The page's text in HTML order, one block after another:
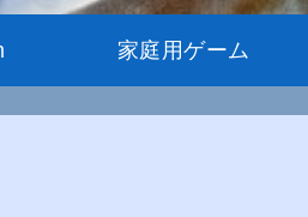
家庭用ゲーム